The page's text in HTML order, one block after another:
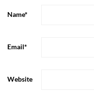
Name*
Email*
Website